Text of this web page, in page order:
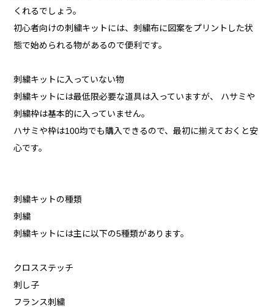
くれるでしょう。
初心者向けの刺繍キットには、刺繍布に図案をプリントした状
態で始められる物があるので便利です。
刺繍キットに入っていない物
刺繍キットには最低限必要な道具は入っていますが、 ハサミや
刺繍枠は基本的に入っていません。
ハサミや枠は100均でも購入できるので、最初に揃えておくと安
心です。
刺繍キットの種類
刺繍
刺繍キットには主に以下の5種類があります。
クロスステッチ
刺し子
フランス刺繍